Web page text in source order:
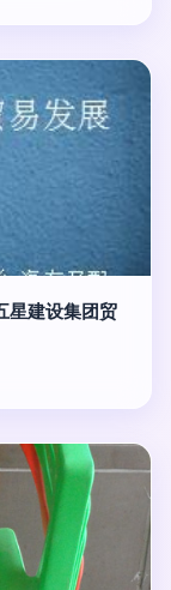
星建设集团贸